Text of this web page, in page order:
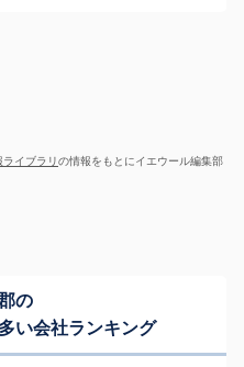
イブラリの情報をもとにイエウール編集部
の
い会社ランキング